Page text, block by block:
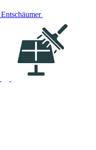
Entschäumer